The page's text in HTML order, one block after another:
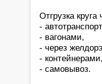
Отгрузка
-
- вагонами,
- через
- контейнерами,
- самовывоз.